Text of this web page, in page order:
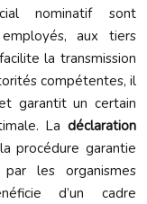
nominatif sont
aux tiers
la transmission
compétentes, il
garantit un certain
La déclaration
procédure garantie
les organismes
d’un cadre